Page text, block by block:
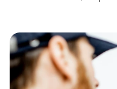
ignoré ce facteur. Avec
thermique”, nous
les performances du